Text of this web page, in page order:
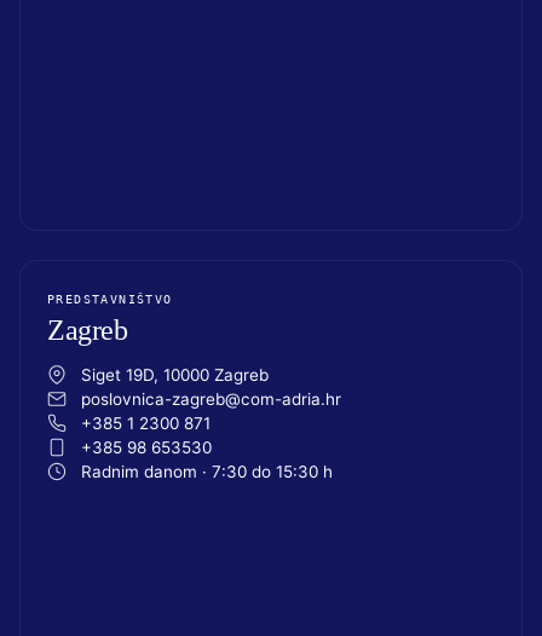
PREDSTAVNIŠTVO
Zagreb
Siget 19D, 10000 Zagreb
poslovnica-zagreb@com-adria.hr
+385 1 2300 871
+385 98 653530
Radnim danom · 7:30 do 15:30 h